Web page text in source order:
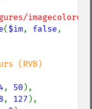
($im, false
, 50 ),
, 127 ),